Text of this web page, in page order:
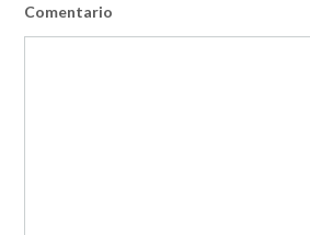
Comentario